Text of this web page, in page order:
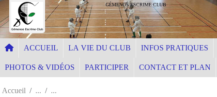
GÉMENOS ESCRIME CLUB
ACCUEIL LA VIE DU CLUB INFOS PRATIQUES
PHOTOS & VIDÉOS PARTICIPER CONTACT ET PLAN
Accueil
Panneau de gestion des cookies